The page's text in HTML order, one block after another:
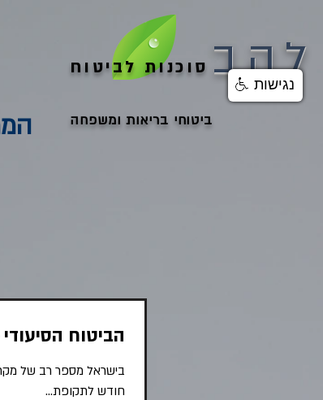
להב סוכנות לביטוח
ביטוחי בריאות ומשפחה
הביטוח
חודש לתקופת...
נגישות